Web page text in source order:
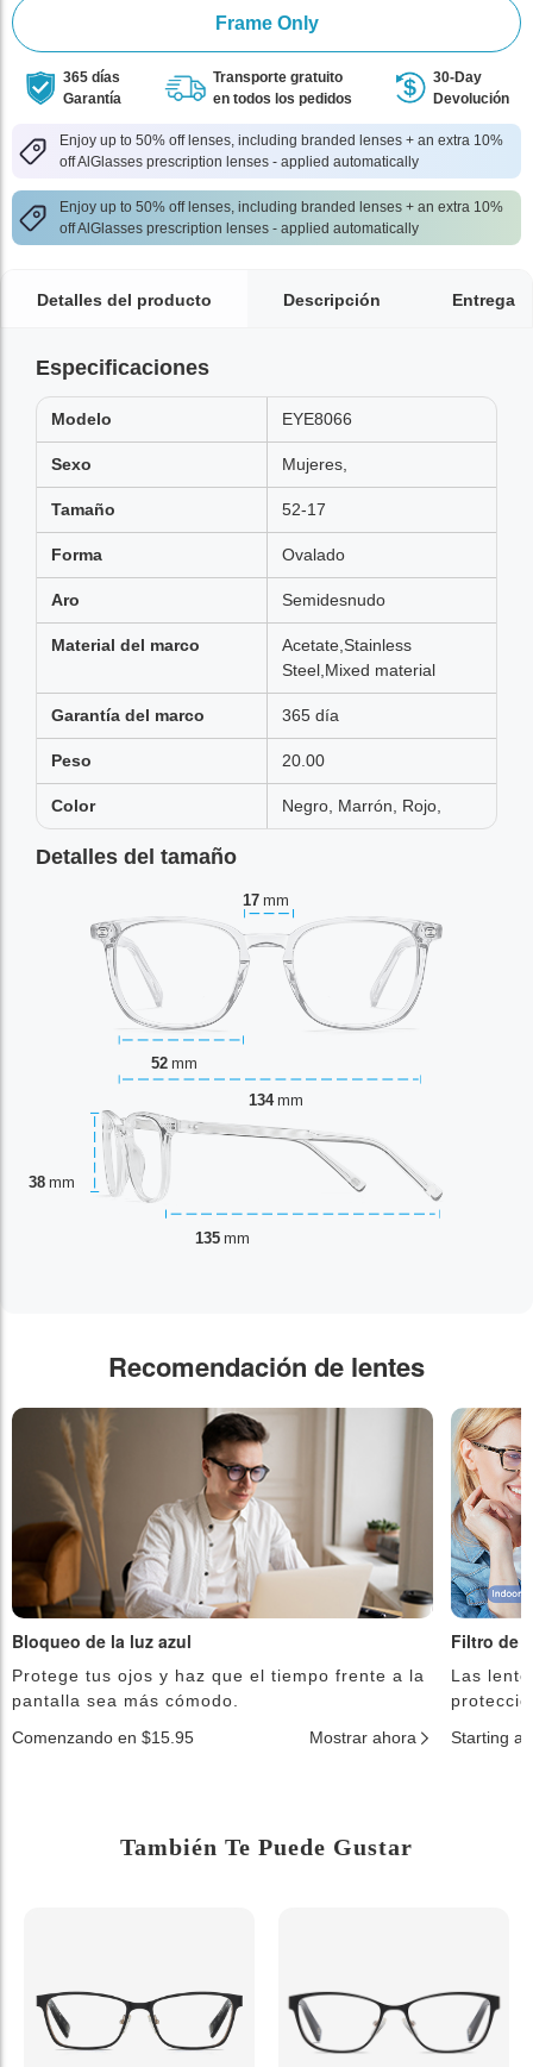
Frame Only
365 días
Garantía
Transporte gratuito
en todos los pedidos
30-Day
Devolución
Enjoy up to 50% off lenses, including branded lenses + an extra 10%
off AlGlasses prescription lenses - applied automatically
Enjoy up to 50% off lenses, including branded lenses + an extra 10%
off AlGlasses prescription lenses - applied automatically
Detalles del producto Descripción Entrega
Especificaciones
Modelo EYE8066
Sexo Mujeres,
Tamaño 52-17
Forma Ovalado
Aro Semidesnudo
Material del marco
Acetate,Stainless
Steel,Mixed material
Garantía del marco 365 día
Peso 20.00
Color Negro, Marrón, Rojo,
Detalles del tamaño
17 mm
52 mm
38 mm
134 mm
135 mm
Recomendación de lentes
Bloqueo de la luz azul
Protege tus ojos y haz que el tiempo frente a la
pantalla sea más cómodo.
Comenzando en $15.95
Mostrar ahora
Filtro de
Las
Starting at
También Te Puede Gustar